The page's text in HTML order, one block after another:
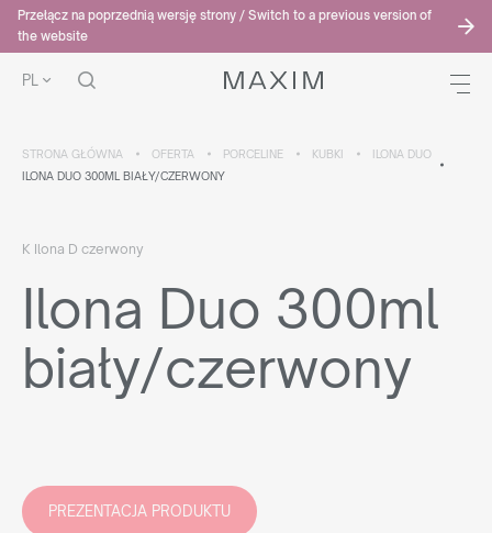
Przełącz na poprzednią wersję strony / Switch to a previous version of
the website
PL
STRONA GŁÓWNA OFERTA PORCELINE KUBKI
ILONA DUO
ILONA DUO 300ML BIAŁY/CZERWONY
K Ilona D czerwony
Ilona Duo 300ml
biały/czerwony
PREZENTACJA PRODUKTU